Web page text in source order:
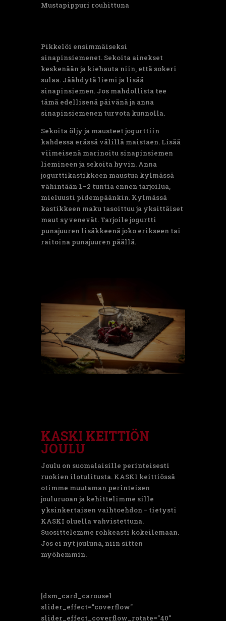
Mustapippuri rouhittuna
Pikkelöi ensimmäiseksi
sinapinsiemenet. Sekoita ainekset
keskenään ja kiehauta niin, että sokeri
sulaa. Jäähdytä liemi ja lisää
sinapinsiemen. Jos mahdollista tee
tämä edellisenä päivänä ja anna
sinapinsiemenen turvota kunnolla.
Sekoita öljy ja mausteet jogurttiin
kahdessa erässä välillä maistaen. Lisää
viimeisenä marinoitu sinapinsiemen
liemineen ja sekoita hyvin. Anna
jogurttikastikkeen maustua kylmässä
vähintään 1–2 tuntia ennen tarjoilua,
mieluusti pidempäänkin. Kylmässä
kastikkeen maku tasoittuu ja yksittäiset
maut syvenevät. Tarjoile jogurtti
punajuuren lisäkkeenä joko erikseen tai
raitoina punajuuren päällä.
KASKI KEITTIÖN
JOULU
Joulu on suomalaisille perinteisesti
ruokien ilotulitusta. KASKI keittiössä
otimme muutaman perinteisen
jouluruoan ja kehittelimme sille
yksinkertaisen vaihtoehdon − tietysti
KASKI oluella vahvistettuna.
Suosittelemme rohkeasti kokeilemaan.
Jos ei nyt jouluna, niin sitten
myöhemmin.
[dsm_card_carousel
slider_effect="coverflow"
slider_effect_coverflow_rotate="40"